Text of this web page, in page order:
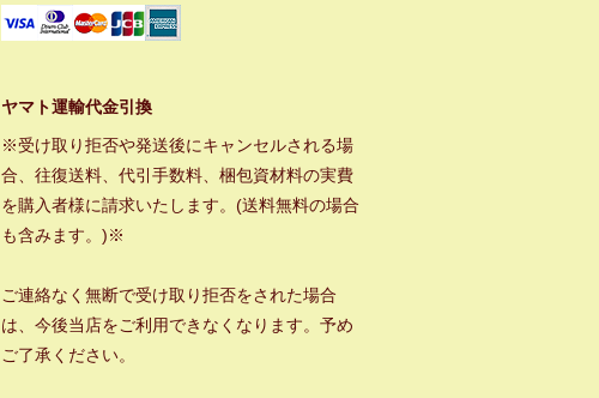
ヤマト運輸代金引換
※受け取り拒否や発送後にキャンセルされる場
合、往復送料、代引手数料、梱包資材料の実費
を購入者様に請求いたします。(送料無料の場合
も含みます。)※
ご連絡なく無断で受け取り拒否をされた場合
は、今後当店をご利用できなくなります。予め
ご了承ください。